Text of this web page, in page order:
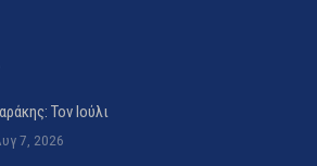
Τον Ιούλι
7, 2026